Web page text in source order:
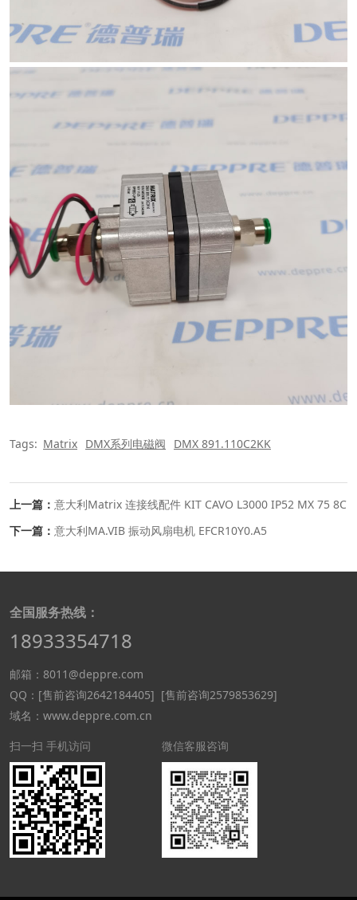
Tags: Matrix DMX系列电磁阀 DMX 891.110C2KK
上一篇： 意大利Matrix 连接线配件 KIT CAVO L3000 IP52 MX 75 8C
下一篇： 意大利MA.VIB 振动风扇电机 EFCR10Y0.A5
全国服务热线：
18933354718
邮箱：8011@deppre.com
QQ： [售前咨询2642184405] [售前咨询2579853629]
域名：www.deppre.com.cn
扫一扫 手机访问
微信客服咨询